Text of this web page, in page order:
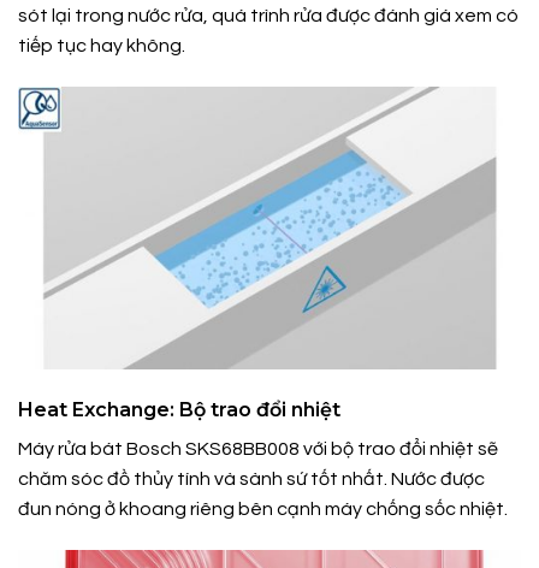
sót lại trong nước rửa, quá trình rửa được đánh giá xem có
tiếp tục hay không.
Heat Exchange: Bộ trao đổi nhiệt
Máy rửa bát Bosch SKS68BB008 với bộ trao đổi nhiệt sẽ
chăm sóc đồ thủy tính và sành sứ tốt nhất. Nước được
đun nóng ở khoang riêng bên cạnh máy chống sốc nhiệt.